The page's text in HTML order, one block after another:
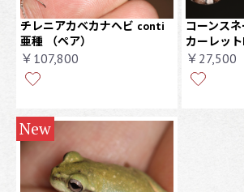
チレニアカベカナヘビ conti
亜種
（ペア）
￥107,800
コーンス
カーレッ
￥27,500
New